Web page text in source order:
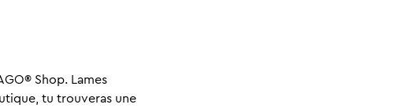
Shop. Lames
tu trouveras une